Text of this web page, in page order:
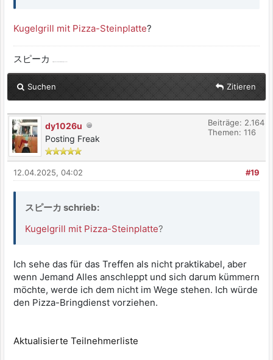
Kugelgrill mit Pizza-Steinplatte?
スピーカ
Suchen Zitieren
dy1026u
Posting Freak
Beiträge: 2.164
Themen: 116
#19
12.04.2025, 04:02
スピーカ schrieb:
Kugelgrill mit Pizza-Steinplatte?
Ich sehe das für das Treffen als nicht praktikabel, aber
wenn Jemand Alles anschleppt und sich darum kümmern
möchte, werde ich dem nicht im Wege stehen. Ich würde
den Pizza-Bringdienst vorziehen.
Aktualisierte Teilnehmerliste